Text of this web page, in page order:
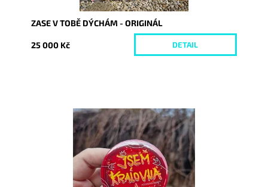
ZASE V TOBĚ DÝCHÁM - ORIGINÁL
25 000 Kč DETAIL
Dostupnost:
Skladem
10150